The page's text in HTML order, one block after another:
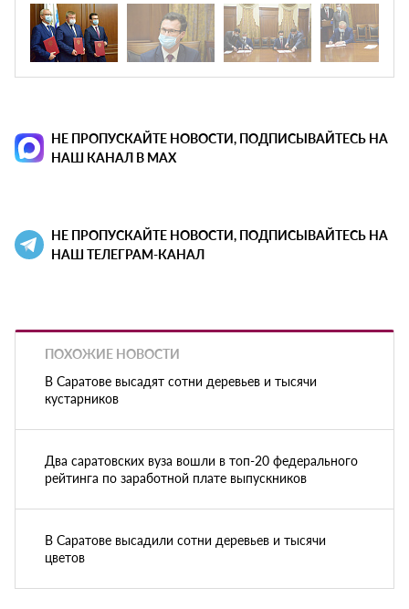
НЕ ПРОПУСКАЙТЕ НОВОСТИ, ПОДПИСЫВАЙТЕСЬ НА
НАШ КАНАЛ В MAX
НЕ ПРОПУСКАЙТЕ НОВОСТИ, ПОДПИСЫВАЙТЕСЬ НА
НАШ ТЕЛЕГРАМ-КАНАЛ
ПОХОЖИЕ НОВОСТИ
В Саратове высадят сотни деревьев и тысячи
кустарников
Два саратовских вуза вошли в топ-20 федерального
рейтинга по заработной плате выпускников
В Саратове высадили сотни деревьев и тысячи
цветов